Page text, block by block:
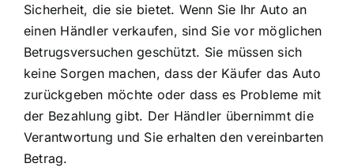
Sicherheit, die sie bietet. Wenn Sie Ihr Auto an
einen Händler verkaufen, sind Sie vor möglichen
Betrugsversuchen geschützt. Sie müssen sich
keine Sorgen machen, dass der Käufer das Auto
zurückgeben möchte oder dass es Probleme mit
der Bezahlung gibt. Der Händler übernimmt die
Verantwortung und Sie erhalten den vereinbarten
Betrag.